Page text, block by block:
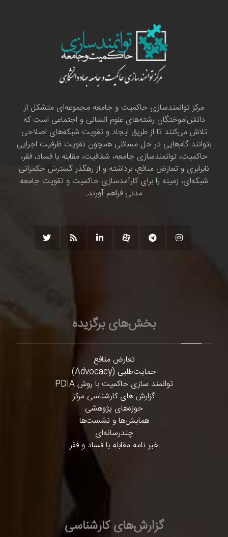
مرکز توانمندسازی حاکمیت و جامعه مجموعه‌ای متشکل از
دانش‌اموختگان رشته‌های علوم انسانی و اجتماعی است که
تلاش می‌کنند تا از طریق ایجاد و تقویت شبکه‌های اصلاحی
بتوانند گام‌هایی در حل مسائلی همچون تقویت ظرفیت اجرایی
حاکمیت، توانمندسازی جامعه، شفافیت، مقابله با فساد، فقر،
نابرابری و تعارض منافع، برداشته و از رهگذر گسترش حکمرانی
شبکه‌ای، زمینه را برای کارآمدسازی حاکمیت و تقویت جامعه
مدنی فراهم آورند.
بخش‌های برگزیده
تعارض منافع
حمایت‌طلبی (Advocacy)
توانمند سازی حاکمیت با روش PDIA
گزارش های کارشناسی مرکز
حوزه‌های پژوهشی
همایش‌ها و نشست‌ها
چندرسانه‌ای
خبر نامه مقابله با فساد و فقر
گزارش‌های کارشناسی